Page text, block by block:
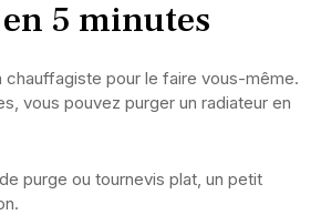
5 minutes
chauffagiste pour le faire vous-même.
vous pouvez purger un radiateur en
purge ou tournevis plat, un petit